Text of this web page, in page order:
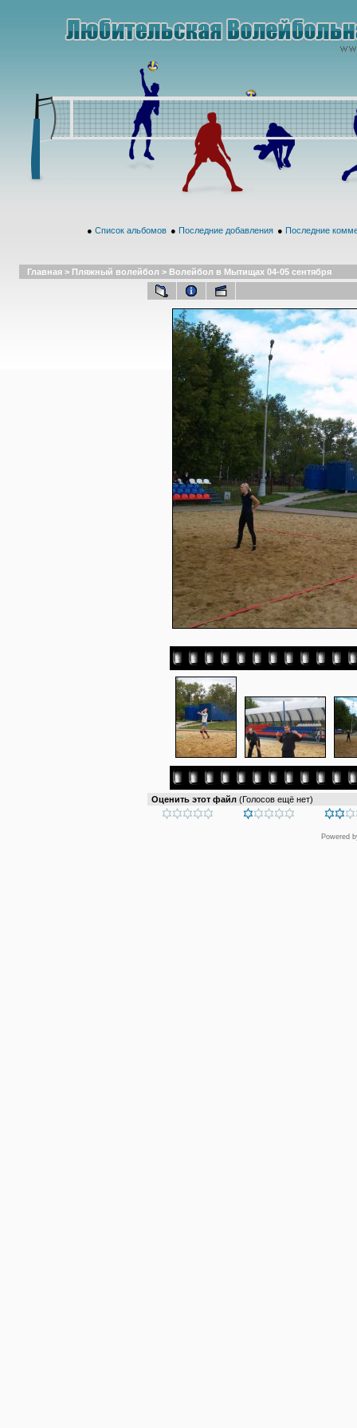
● Список альбомов ● Последние добавления ● Последние
Главная > Пляжный волейбол > Волейбол в Мытищах 04-05 сентября
Оценить этот файл (Голосов ещё нет)
Powered